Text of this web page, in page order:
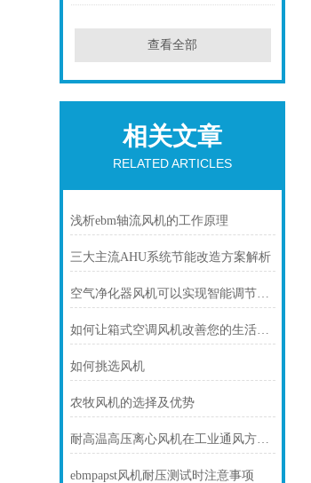
查看全部
相关文章
RELATED ARTICLES
浅析ebm轴流风机的工作原理
三大主流AHU系统节能改造方案解析
空气净化器风机可以实现智能调节风速和运行模式
如何让箱式空调风机改善您的生活质量？
如何挑选风机
农牧风机的选择及优势
耐高温高压离心风机在工业通风方面发挥着重要作用
ebmpapst风机耐压测试时注意事项